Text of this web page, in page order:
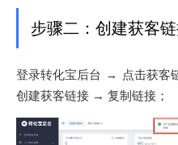
步骤二：创建获客
登录转化宝后台 → 点击获客
创建获客链接 → 复制链接；